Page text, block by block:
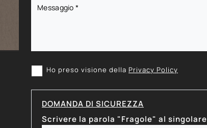
Ho preso visione della Privacy Policy
DOMANDA DI SICUREZZA
Scrivere la parola "Fragole" al singolare